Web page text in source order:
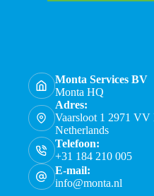
Monta Services BV
Monta HQ
Adres:
Vaarsloot 1 2971 VV
Netherlands
Telefoon:
+31 184 210 005
E-mail:
info@monta.nl